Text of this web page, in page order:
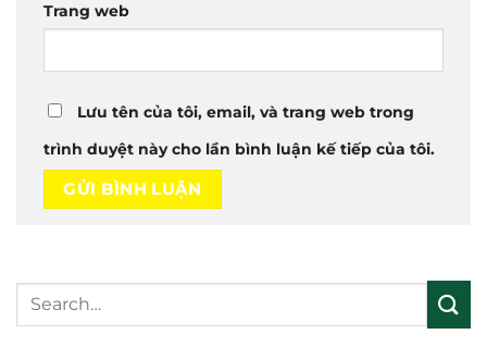
Trang web
Lưu tên của tôi, email, và trang web trong
trình duyệt này cho lần bình luận kế tiếp của tôi.